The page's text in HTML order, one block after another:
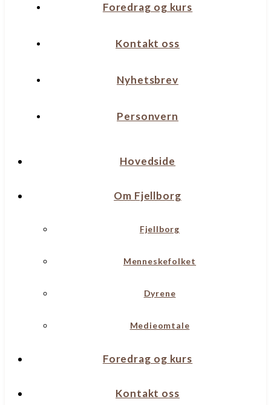
Foredrag og kurs
Kontakt oss
Nyhetsbrev
Personvern
Hovedside
Om Fjellborg
Fjellborg
Menneskefolket
Dyrene
Medieomtale
Foredrag og kurs
Kontakt oss